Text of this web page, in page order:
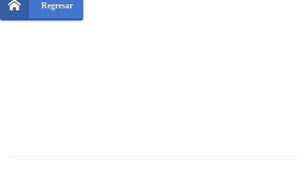
Regresar